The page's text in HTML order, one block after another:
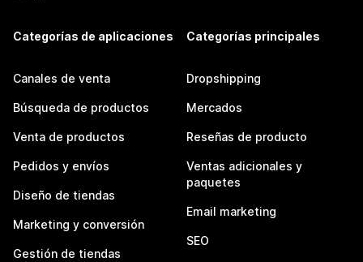
Categorías de aplicaciones
Canales de venta
Búsqueda de productos
Venta de productos
Pedidos y envíos
Diseño de tiendas
Marketing y conversión
Gestión de tiendas
Categorías principales
Dropshipping
Mercados
Reseñas de producto
Ventas adicionales y
paquetes
Email marketing
SEO